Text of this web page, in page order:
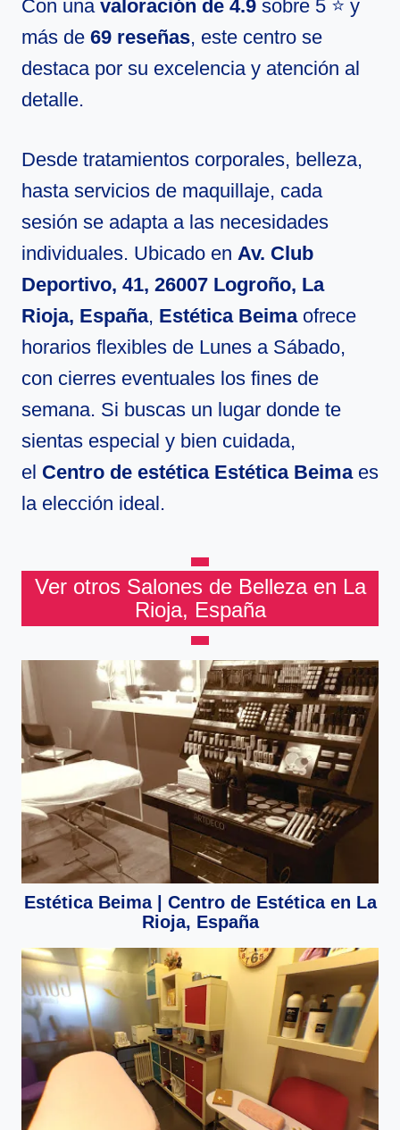
Con una valoración de 4.9 sobre 5 ⭐ y
más de 69 reseñas, este centro se
destaca por su excelencia y atención al
detalle.
Desde tratamientos corporales, belleza,
hasta servicios de maquillaje, cada
sesión se adapta a las necesidades
individuales. Ubicado en Av. Club
Deportivo, 41, 26007 Logroño, La
Rioja, España, Estética Beimaofrece
horarios flexibles de Lunes a Sábado,
con cierres eventuales los fines de
semana. Si buscas un lugar donde te
sientas especial y bien cuidada,
el Centro de estética Estética Beimaes
la elección ideal.
Ver otros Salones de Belleza en La
Rioja, España
Estética Beima | Centro de Estética en La
Rioja, España